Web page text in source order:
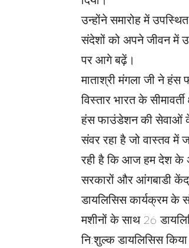
उन्होंने समारोह में
संदेशों को अपने जीवन में
पर आगे बढ़ें।
माताश्री मंगला जी ने
विस्तार भारत के
हंस फाउंडेशन की सेवाओं
संवर रहा है जो वास्तव में
रही है कि आज हम देश के
सरकारों और आंगबाडी
डायलिसिस कार्यक्रम
मशीनों के साथ 26
नि:शुल्क डायलिसिस